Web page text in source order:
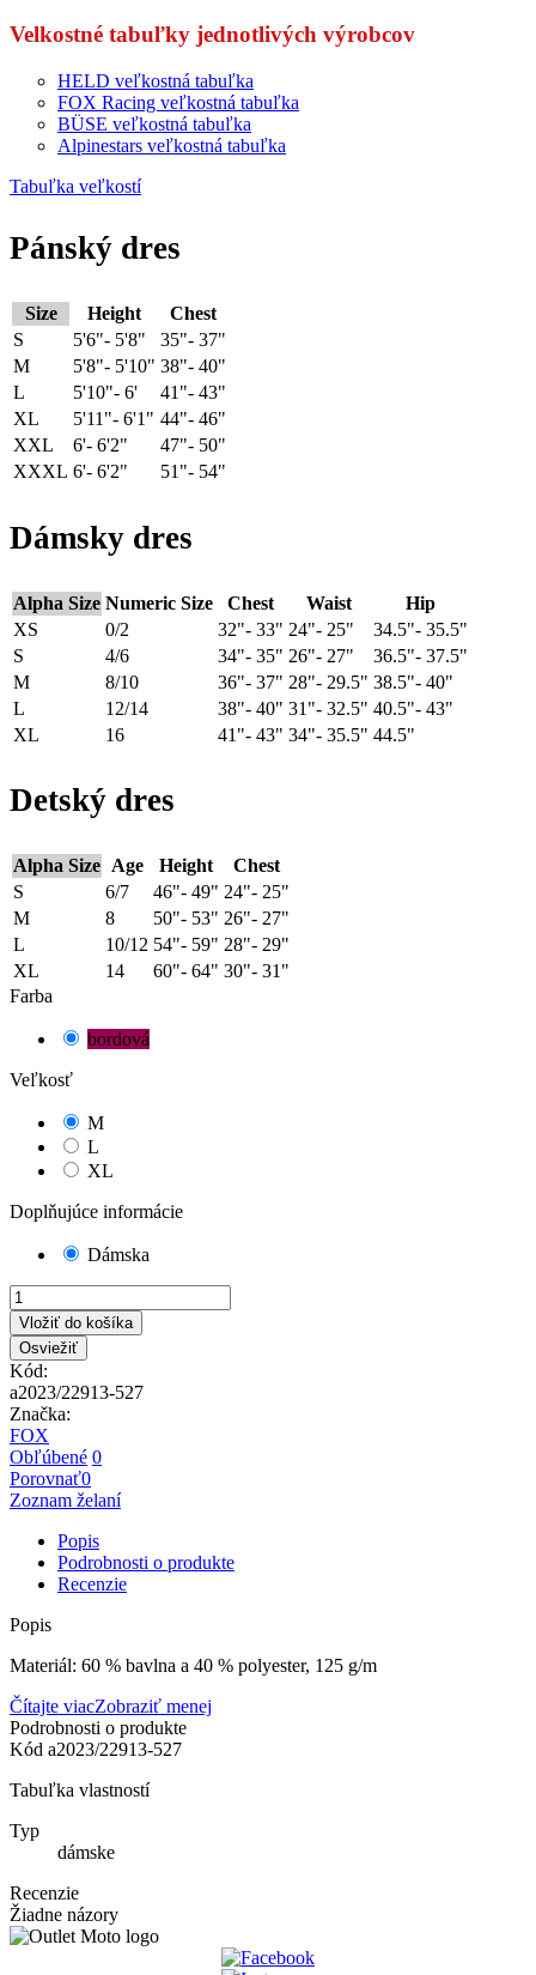
Velkostné tabuľky jednotlivých výrobcov
HELD veľkostná tabuľka
FOX Racing veľkostná tabuľka
BÜSE veľkostná tabuľka
Alpinestars veľkostná tabuľka
Tabuľka veľkostí
Pánský dres
Size Height
Chest
S
5'6"- 5'8"
35"- 37"
M
5'8"- 5'10" 38"- 40"
L
5'10"- 6'
41"- 43"
XL
5'11"- 6'1" 44"- 46"
XXL
6'- 6'2"
47"- 50"
XXXL 6'- 6'2" 51"- 54"
Dámsky dres
Alpha Size Numeric Size Chest Waist
Hip
XS
0/2 32"- 33" 24"- 25"
34.5"- 35.5"
S
4/6 34"- 35" 26"- 27"
36.5"- 37.5"
M
8/10 36"- 37" 28"- 29.5" 38.5"- 40"
L
12/14 38"- 40" 31"- 32.5" 40.5"- 43"
XL
16 41"- 43" 34"- 35.5" 44.5"
Detský dres
Alpha Size Age Height
Chest
S
6/7 46"- 49" 24"- 25"
M
8 50"- 53" 26"- 27"
L
10/12 54"- 59" 28"- 29"
XL
14 60"- 64" 30"- 31"
Farba
bordová
Veľkosť
M
L
XL
Doplňujúce informácie
Dámska
Vložiť do košíka
Kód:
a2023/22913-527
Značka:
FOX
Obľúbené 0
Porovnať0
Zoznam želaní
Popis
Podrobnosti o produkte
Recenzie
Popis
Materiál: 60 % bavlna a 40 % polyester, 125 g/m
Čítajte viacZobraziť menej
Podrobnosti o produkte
Kód a2023/22913-527
Tabuľka vlastností
Typ
dámske
Recenzie
Žiadne názory